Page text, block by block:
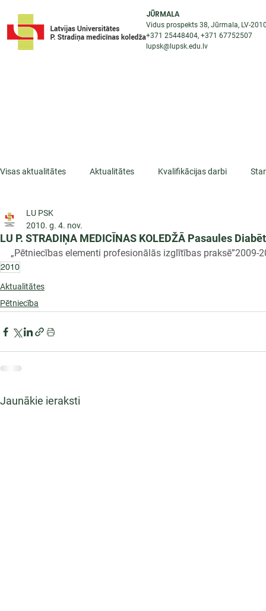
JŪRMALA
Vidus prospekts 38, Jūrmala, LV-
+371 25448404, +371 67752507
lupsk@lupsk.edu.lv
Visas aktualitātes Aktualitātes Kvalifikācijas darbi
ESF projekti
LU P. STRADIŅA MEDICĪNAS KOLEDŽĀ Pasaules
LU PSK
2010. g. 4. nov.
„Pētniecības elementi profesionālās izglītības praksē”2009-
2010
Aktualitātes
Pētniecība
Jaunākie ieraksti